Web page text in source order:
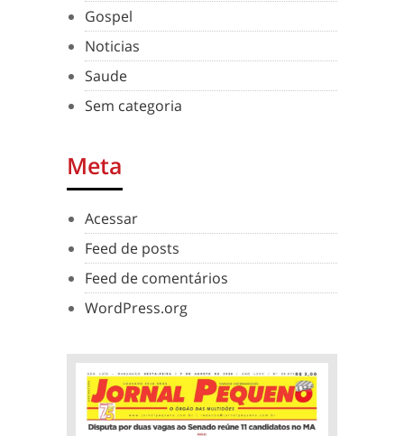
Gospel
Noticias
Saude
Sem categoria
Meta
Acessar
Feed de posts
Feed de comentários
WordPress.org